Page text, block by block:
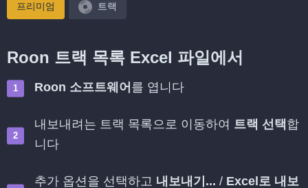
프리미엄 트랙
Roon 트랙 목록 Excel 파일에서
Roon 소프트웨어 를 엽니다
내보내려는 트랙 목록으로 이동하여 트랙 선택합
니다
추가 옵션을 선택하고 내보내기... / Excel로 내보